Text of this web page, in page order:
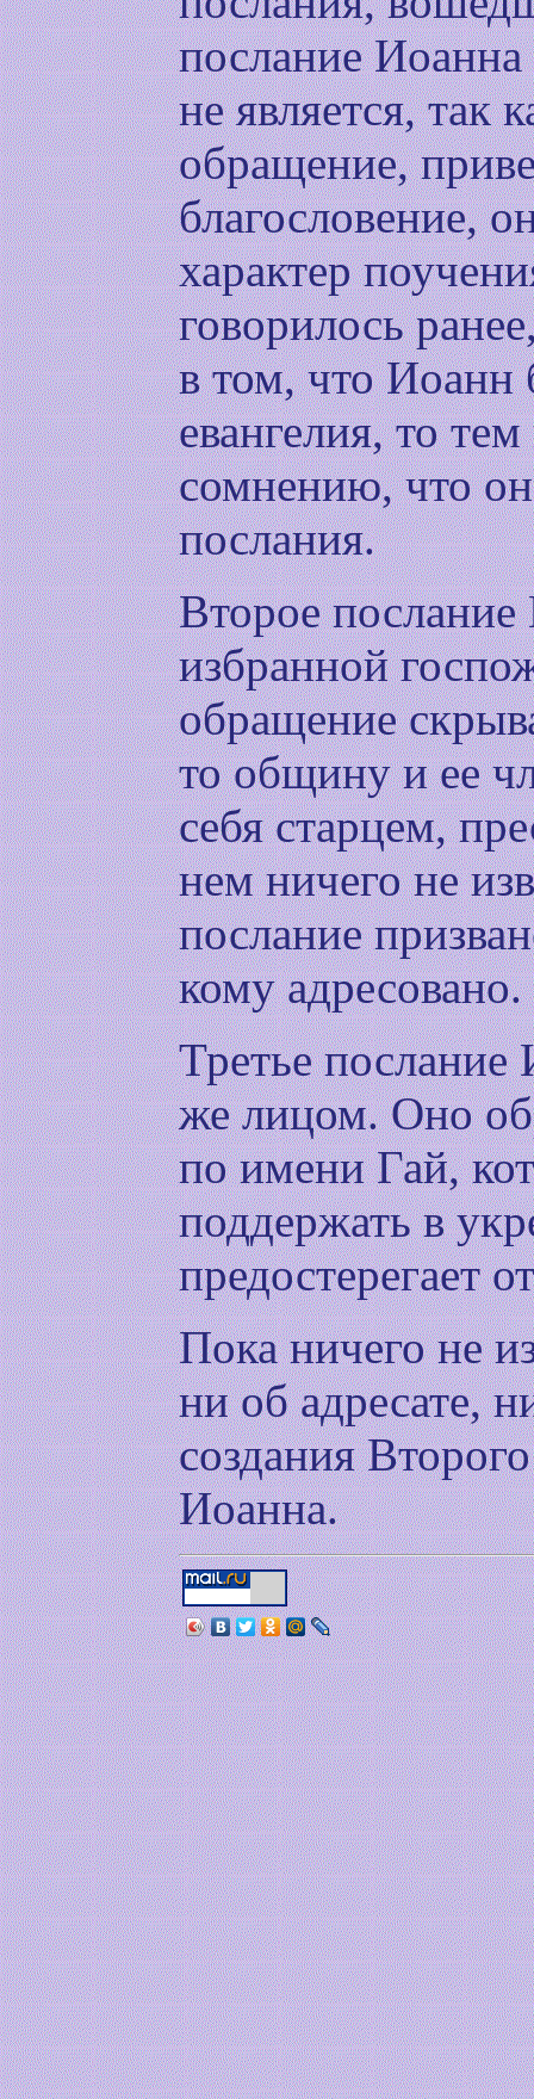
послание
не является, так
обращение,
благословение,
характер
говорилось
в том, что Иоанн
евангелия, то
сомнению, что
послания.
Второе
избранной
обращение
то общину и ее
себя старцем,
нем ничего не
послание
кому адресовано.
Третье послание
же лицом. Оно
по имени Гай,
поддержать в
предостерегает
Пока ничего не
ни об адресате,
создания
Иоанна.